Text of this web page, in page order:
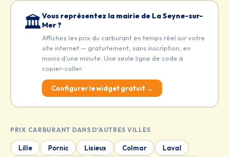
🏛️Vous représentez la mairie de La Seyne-sur-
Mer ?
Affichez les prix du carburant en temps réel sur votre
site internet — gratuitement, sans inscription, en
moins d'une minute. Une seule ligne de code à
copier-coller.
Configurer le widget gratuit →
PRIX CARBURANT DANS D'AUTRES VILLES
Lille Pornic Lisieux Colmar Laval